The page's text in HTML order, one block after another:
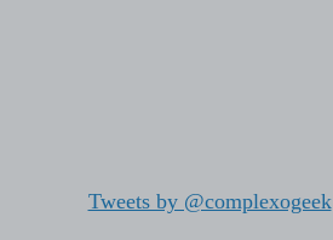
Tweets by @complexogeek